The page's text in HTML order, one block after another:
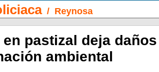
/ Reynosa
pastizal deja
ambiental